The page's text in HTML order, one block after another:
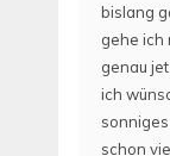
bislang
gehe ich
genau
ich
schon